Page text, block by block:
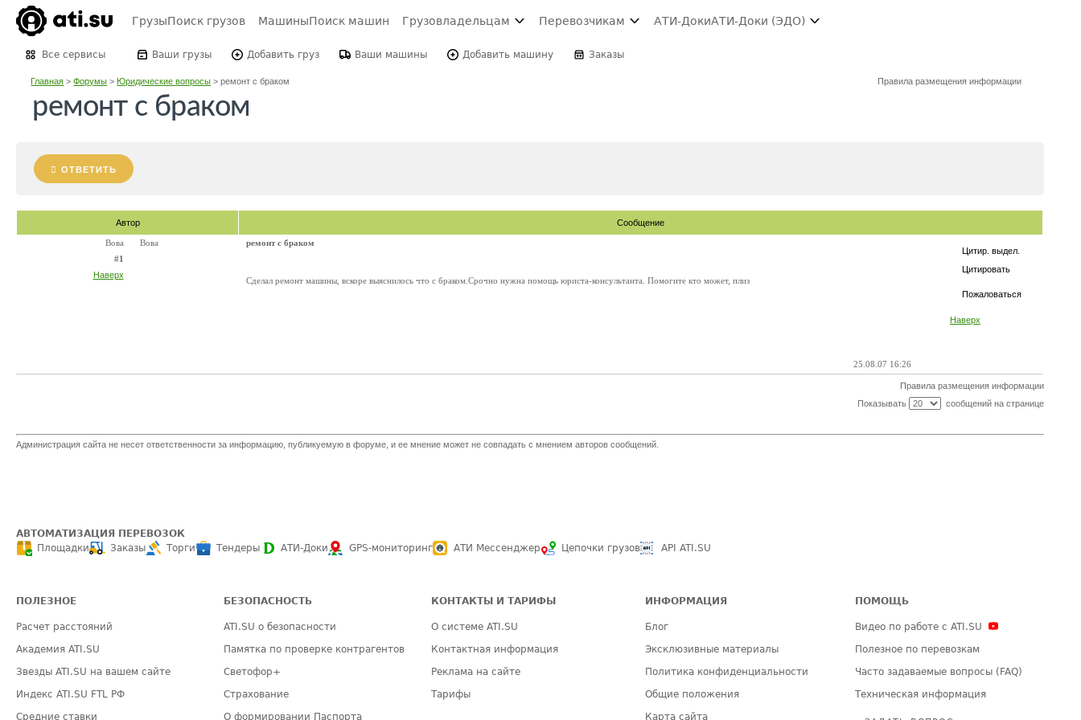
ГрузыПоиск грузов МашиныПоиск машин Грузовладельцам Перевозчикам АТИ-ДокиАТИ-Доки (ЭДО)
Все сервисы Ваши грузы Добавить груз Ваши машины Добавить машину Заказы
Главная >Форумы >Юридические вопросы >ремонт с браком Правила размещения информации
ремонт с браком
ОТВЕТИТЬ
Автор Сообщение
Цитир. выдел.
Цитировать
Пожаловаться
Наверх
Вова
#1
Наверх
Вова ремонт с браком
Сделал ремонт машины, вскоре выяснилось что с браком.Срочно нужна помощь юриста-консультанта. Помогите кто может, плиз
25.08.07 16:26
Правила размещения информации
Показывать
сообщений на странице
Администрация сайта не несет ответственности за информацию, публикуемую в форуме, и ее мнение может не совпадать с мнением авторов сообщений.
АВТОМАТИЗАЦИЯ ПЕРЕВОЗОК
Площадки
Заказы Торги Тендеры АТИ-Доки GPS-мониторинг АТИ Мессенджер Цепочки грузов API ATI.SU
ПОЛЕЗНОЕ
Расчет расстояний
Академия ATI.SU
Звезды ATI.SU на вашем сайте
Индекс ATI.SU FTL РФ
Средние ставки
БЕЗОПАСНОСТЬ
ATI.SU о безопасности
Памятка по проверке контрагентов
Светофор+
Страхование
О формировании Паспорта
КОНТАКТЫ И ТАРИФЫ
О системе ATI.SU
Контактная информация
Реклама на сайте
Тарифы
ИНФОРМАЦИЯ
Блог
Эксклюзивные материалы
Политика конфиденциальности
Общие положения
Карта сайта
ПОМОЩЬ
Видео по работе с ATI.SU
Полезное по перевозкам
Часто задаваемые вопросы (FAQ)
Техническая информация